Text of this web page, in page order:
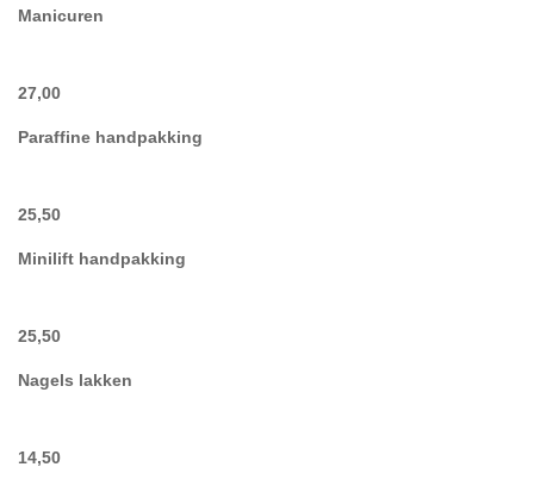
Manicuren
27,00
Paraffine handpakking
25,50
Minilift handpakking
25,50
Nagels lakken
14,50